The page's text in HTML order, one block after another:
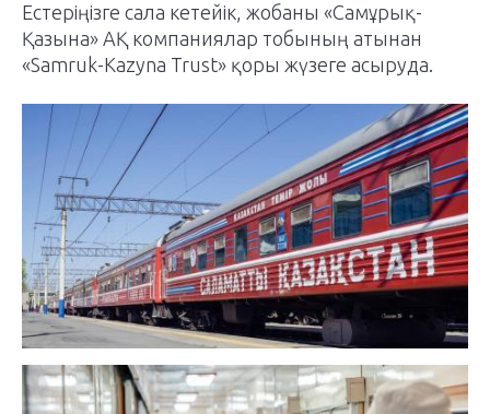
Естеріңізге сала кетейік, жобаны «Самұрық-
Қазына» АҚ компаниялар тобының атынан
«Samruk-Kazyna Trust» қоры жүзеге асыруда.